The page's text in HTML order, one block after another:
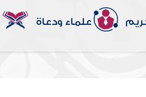
علماء ودعاة